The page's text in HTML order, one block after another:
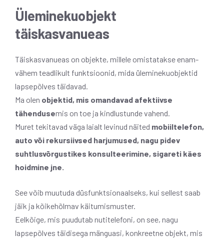
Üleminekuobjekt
täiskasvanueas
Täiskasvanueas on objekte, millele omistatakse enam-
vähem teadlikult funktsioonid, mida üleminekuobjektid
lapsepõlves täidavad.
Ma olen objektid, mis omandavad afektiivse
tähendusemis on toe ja kindlustunde vahend.
Muret tekitavad väga laialt levinud näited mobiiltelefon,
auto või rekursiivsed harjumused, nagu pidev
suhtlusvõrgustikes konsulteerimine, sigareti käes
hoidmine jne.
See võib muutuda düsfunktsionaalseks, kui sellest saab
jäik ja kõikehõlmav käitumismuster.
Eelkõige, mis puudutab nutitelefoni, on see, nagu
lapsepõlves täidisega mänguasi, konkreetne objekt, mis